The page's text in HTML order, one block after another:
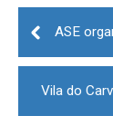
Post
navigation
Vila do